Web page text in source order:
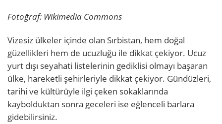
Fotoğraf: Wikimedia Commons
Vizesiz ülkeler içinde olan Sırbistan, hem doğal
güzellikleri hem de ucuzluğu ile dikkat çekiyor. Ucuz
yurt dışı seyahati listelerinin gediklisi olmayı başaran
ülke, hareketli şehirleriyle dikkat çekiyor. Gündüzleri,
tarihi ve kültürüyle ilgi çeken sokaklarında
kaybolduktan sonra geceleri ise eğlenceli barlara
gidebilirsiniz.